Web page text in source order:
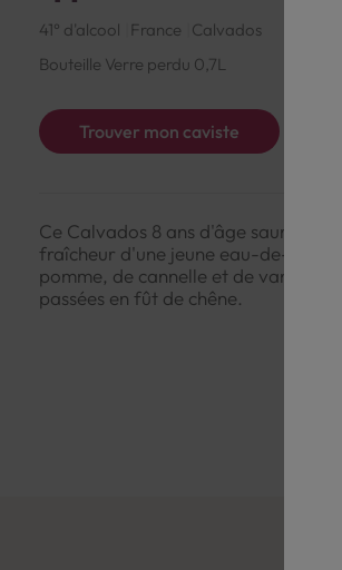
41° d'alcool France Calvados
Bouteille Verre perdu 0,7L
Trouver mon caviste
Ce Calvados 8 ans d'âge saura
fraîcheur d'une jeune eau-de-vie.
pomme, de cannelle et de vanille
passées en fût de chêne.